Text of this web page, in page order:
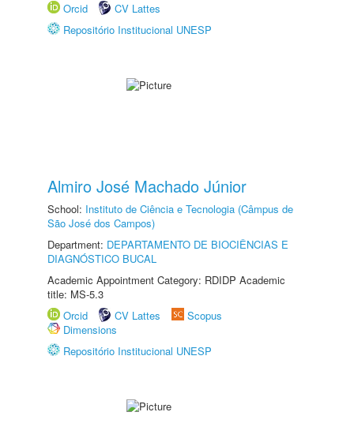
Orcid
CV Lattes
Repositório Institucional UNESP
Almiro José Machado Júnior
School: Instituto de Ciência e Tecnologia (Câmpus de
São José dos Campos)
Department: DEPARTAMENTO DE BIOCIÊNCIAS E
DIAGNÓSTICO BUCAL
Academic Appointment Category: RDIDP Academic
title: MS-5.3
Orcid
CV Lattes
Scopus
Dimensions
Repositório Institucional UNESP